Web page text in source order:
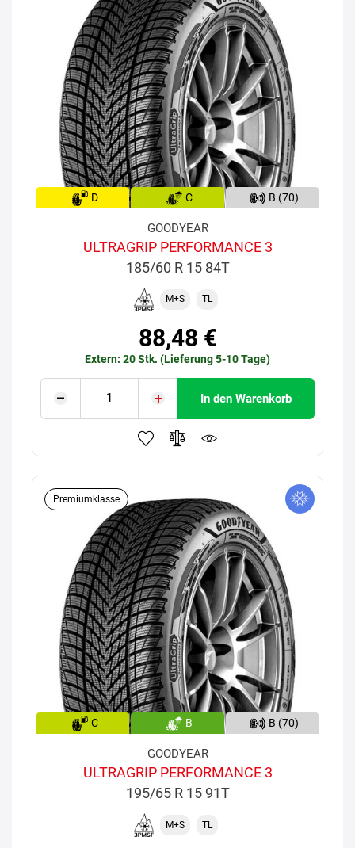
D C B (70)
GOODYEAR
ULTRAGRIP PERFORMANCE 3
185/60 R 15 84T
M+S TL
88,48 €
Extern: 20 Stk. (Lieferung 5-10 Tage)
In den Warenkorb
Premiumklasse
C B B (70)
GOODYEAR
ULTRAGRIP PERFORMANCE 3
195/65 R 15 91T
M+S TL